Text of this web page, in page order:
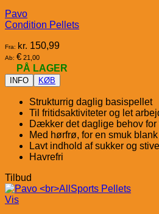
Pavo
Condition Pellets
Fra: kr. 150,99
Ab: € 21,00
PÅ LAGER
INFO KØB
Strukturrig daglig basispellet
Til fritidsaktiviteter og let
Dækker det daglige behov
Med hørfrø, for en smuk
Lavt indhold af sukker og
Havrefri
Tilbud
Vis